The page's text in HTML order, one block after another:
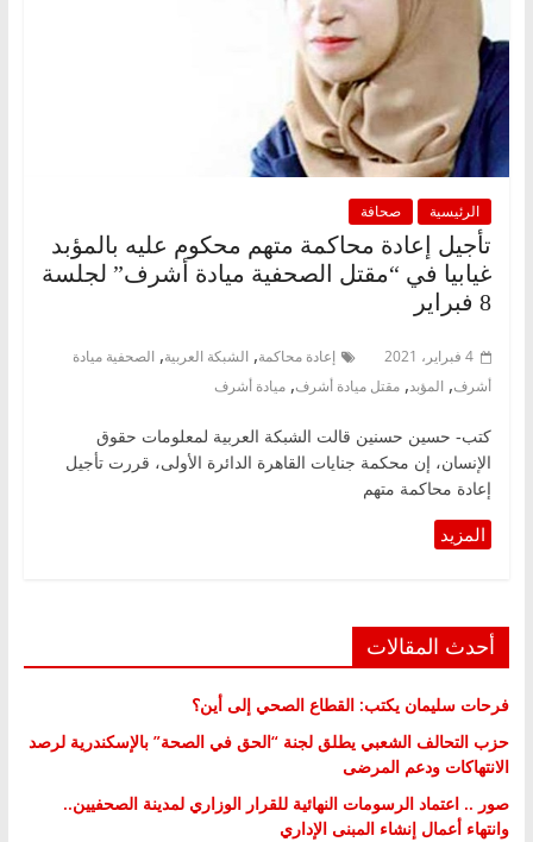
الرئيسية صحافة
تأجيل إعادة محاكمة متهم محكوم عليه بالمؤبد
غيابيا في “مقتل الصحفية ميادة أشرف” لجلسة
8 فبراير
4 فبراير، 2021 إعادة محاكمة, الشبكة العربية, الصحفية ميادة
أشرف, المؤبد, مقتل ميادة أشرف, ميادة أشرف
كتب- حسين حسنين قالت الشبكة العربية لمعلومات حقوق
الإنسان، إن محكمة جنايات القاهرة الدائرة الأولى، قررت تأجيل
إعادة محاكمة متهم
أحدث المقالات
فرحات سليمان يكتب: القطاع الصحي إلى أين؟
حزب التحالف الشعبي يطلق لجنة “الحق في الصحة” بالإسكندرية لرصد
الانتهاكات ودعم المرضى
صور .. اعتماد الرسومات النهائية للقرار الوزاري لمدينة الصحفيين..
وانتهاء أعمال إنشاء المبنى الإداري